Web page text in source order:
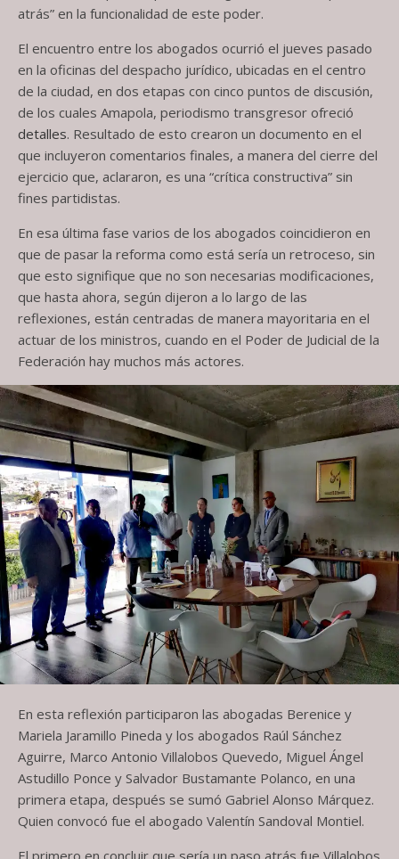
atrás” en la funcionalidad de este poder.
El encuentro entre los abogados ocurrió el jueves pasado
en la oficinas del despacho jurídico, ubicadas en el centro
de la ciudad, en dos etapas con cinco puntos de discusión,
de los cuales Amapola, periodismo transgresor ofreció
detalles. Resultado de esto crearon un documento en el
que incluyeron comentarios finales, a manera del cierre del
ejercicio que, aclararon, es una “crítica constructiva” sin
fines partidistas.
En esa última fase varios de los abogados coincidieron en
que de pasar la reforma como está sería un retroceso, sin
que esto signifique que no son necesarias modificaciones,
que hasta ahora, según dijeron a lo largo de las
reflexiones, están centradas de manera mayoritaria en el
actuar de los ministros, cuando en el Poder de Judicial de la
Federación hay muchos más actores.
En esta reflexión participaron las abogadas Berenice y
Mariela Jaramillo Pineda y los abogados Raúl Sánchez
Aguirre, Marco Antonio Villalobos Quevedo, Miguel Ángel
Astudillo Ponce y Salvador Bustamante Polanco, en una
primera etapa, después se sumó Gabriel Alonso Márquez.
Quien convocó fue el abogado Valentín Sandoval Montiel.
El primero en concluir que sería un paso atrás fue Villalobos